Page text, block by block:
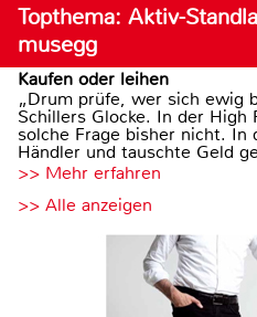
Topthema: Aktiv-
musegg
Kaufen oder leihen
„Drum prüfe, wer sich ewig
Schillers Glocke. In der
solche Frage bisher nicht. In
Händler und tauschte Geld
>> Mehr erfahren
>> Alle anzeigen